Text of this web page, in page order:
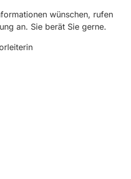
wünschen, rufen
an. Sie berät Sie gerne.